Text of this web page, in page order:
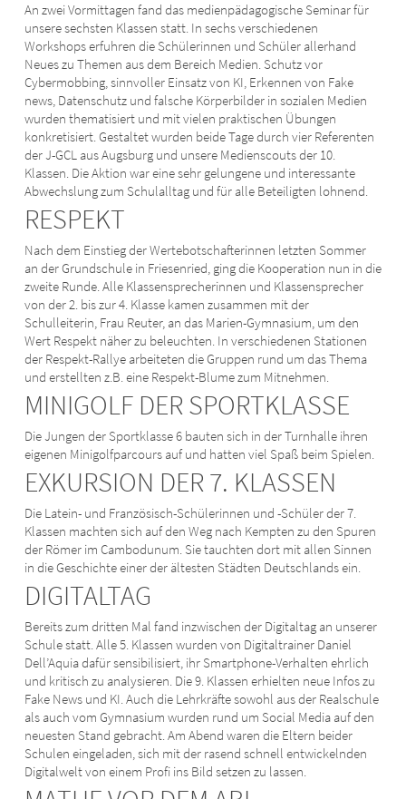
An zwei Vormittagen fand das medienpädagogische Seminar für
unsere sechsten Klassen statt. In sechs verschiedenen
Workshops erfuhren die Schülerinnen und Schüler allerhand
Neues zu Themen aus dem Bereich Medien. Schutz vor
Cybermobbing, sinnvoller Einsatz von KI, Erkennen von Fake
news, Datenschutz und falsche Körperbilder in sozialen Medien
wurden thematisiert und mit vielen praktischen Übungen
konkretisiert. Gestaltet wurden beide Tage durch vier Referenten
der J-GCL aus Augsburg und unsere Medienscouts der 10.
Klassen. Die Aktion war eine sehr gelungene und interessante
Abwechslung zum Schulalltag und für alle Beteiligten lohnend.
RESPEKT
Nach dem Einstieg der Wertebotschafterinnen letzten Sommer
an der Grundschule in Friesenried, ging die Kooperation nun in die
zweite Runde. Alle Klassensprecherinnen und Klassensprecher
von der 2. bis zur 4. Klasse kamen zusammen mit der
Schulleiterin, Frau Reuter, an das Marien-Gymnasium, um den
Wert Respekt näher zu beleuchten. In verschiedenen Stationen
der Respekt-Rallye arbeiteten die Gruppen rund um das Thema
und erstellten z.B. eine Respekt-Blume zum Mitnehmen.
MINIGOLF DER SPORTKLASSE
Die Jungen der Sportklasse 6 bauten sich in der Turnhalle ihren
eigenen Minigolfparcours auf und hatten viel Spaß beim Spielen.
EXKURSION DER 7. KLASSEN
Die Latein- und Französisch-Schülerinnen und -Schüler der 7.
Klassen machten sich auf den Weg nach Kempten zu den Spuren
der Römer im Cambodunum. Sie tauchten dort mit allen Sinnen
in die Geschichte einer der ältesten Städten Deutschlands ein.
DIGITALTAG
Bereits zum dritten Mal fand inzwischen der Digitaltag an unserer
Schule statt. Alle 5. Klassen wurden von Digitaltrainer Daniel
Dell’Aquia dafür sensibilisiert, ihr Smartphone-Verhalten ehrlich
und kritisch zu analysieren. Die 9. Klassen erhielten neue Infos zu
Fake News und KI. Auch die Lehrkräfte sowohl aus der Realschule
als auch vom Gymnasium wurden rund um Social Media auf den
neuesten Stand gebracht. Am Abend waren die Eltern beider
Schulen eingeladen, sich mit der rasend schnell entwickelnden
Digitalwelt von einem Profi ins Bild setzen zu lassen.